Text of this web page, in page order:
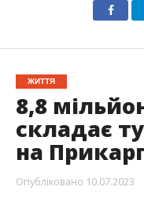
ЖИТТЯ
8,8
складає
на
Опубліковано 10.07.2023